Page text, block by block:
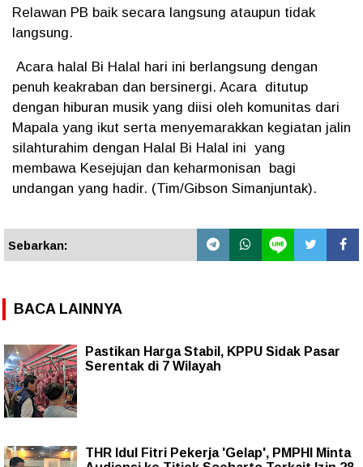
Relawan PB baik secara langsung ataupun tidak
langsung.
Acara halal Bi Halal hari ini berlangsung dengan
penuh keakraban dan bersinergi. Acara ditutup
dengan hiburan musik yang diisi oleh komunitas dari
Mapala yang ikut serta menyemarakkan kegiatan jalin
silahturahim dengan Halal Bi Halal ini yang
membawa Kesejujan dan keharmonisan bagi
undangan yang hadir. (Tim/Gibson Simanjuntak).
Sebarkan:
BACA LAINNYA
Pastikan Harga Stabil, KPPU Sidak Pasar
Serentak di 7 Wilayah
THR Idul Fitri Pekerja 'Gelap', PMPHI Minta